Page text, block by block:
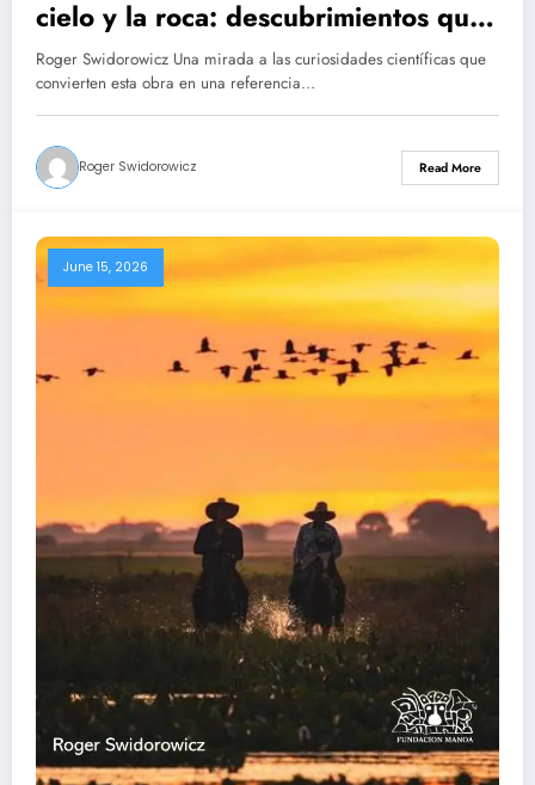
cielo y la roca: descubrimientos que
revelan el pasado arqueológico de
Canaima – Roger Swidorowicz
Roger Swidorowicz Una mirada a las curiosidades científicas que
convierten esta obra en una referencia…
Roger Swidorowicz Read More
June 15, 2026